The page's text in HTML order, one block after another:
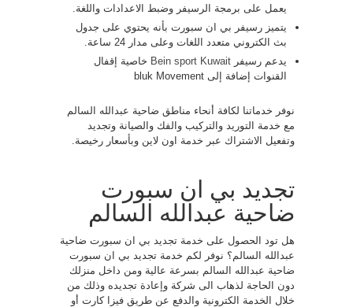
يعمل على برمجة الرسيفر وضبط الاعدادات واللغة.
يتميز رسيفر بي ان سبورت بأنه يحتوي على جدول
بث الكتروني متعدد اللغات وعلى مدار 24 ساعة.
يدعم رسيفر Bein sport Kuwait خاصية إقفال
القنوات إضافة إلى bluk Movement
نوفر خدماتنا لكافة أنحاء مناطق ضاحية عبدالله السالم
مع خدمة التوريد والتركيب والفك والصيانة وتجديد
وتفعيل الاشتراك عبر خدمة اون لاين وبأسعار رخيصة.
تجديد بي ان سبورت
ضاحية عبدالله السالم
هل تود الحصول على خدمة تجديد بي ان سبورت ضاحية
عبدالله السالم؟ نوفر لكم خدمة تجديد بي ان سبورت
ضاحية عبدالله السالم بسرعة عالية ومن داخل منزلك
دون الحاجة لذهاب الى شركة وإعادة تجديده وذلك من
خلال الخدمة الكترونية والدفع عن طريق فيزا كارت أو